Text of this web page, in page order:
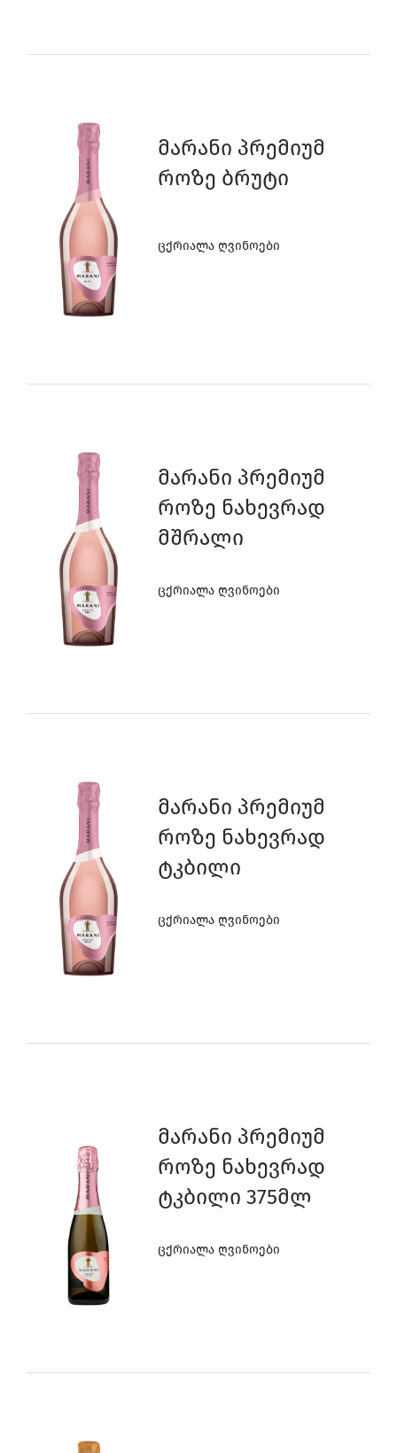
2
3
0
1
2
3
2
3
6
7
Მარანი Პრემიუმ
Როზე Ბრუტი
Ცქრიალა Ღვინოები
Მარანი Პრემიუმ
Როზე Ნახევრად
Მშრალი
Ცქრიალა Ღვინოები
Მარანი Პრემიუმ
Როზე Ნახევრად
Ტკბილი
Ცქრიალა Ღვინოები
Მარანი Პრემიუმ
Როზე Ნახევრად
Ტკბილი 375მლ
Ცქრიალა Ღვინოები